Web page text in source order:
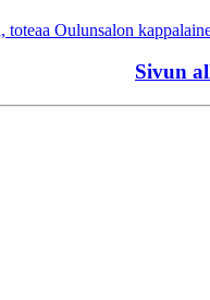
Oulunsalon
Sivun